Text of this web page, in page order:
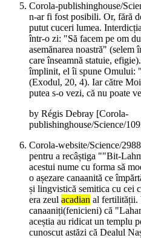
Corola-publishinghouse/
n-ar fi fost posibili. Or, fără
putut cuceri lumea.
într-o zi: "Să facem pe om
asemănarea noastră" (selem
care înseamnă statuie,
împlinit, el îi spune Omului:
(Exodul, 20, 4). Iar către
putea s-o vezi, că nu poate
by Régis Debray [Corola-
publishinghouse/Science/
Corola-website/Science/
pentru a recâștiga ""Bit-
acestui nume cu forma să
o așezare canaanită ce
și lingvistică semitica cu cei
era zeul acadian al fertilității.
canaaniți(fenicieni) că
aceștia au ridicat un templu
cunoscut astăzi că Dealul